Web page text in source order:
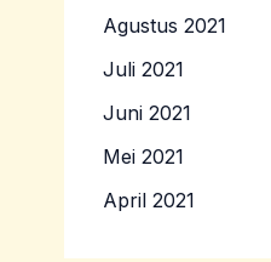
Agustus 2021
Juli 2021
Juni 2021
Mei 2021
April 2021